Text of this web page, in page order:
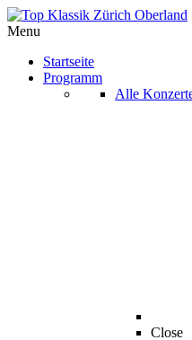
Menu
Startseite
Programm
Alle
Close